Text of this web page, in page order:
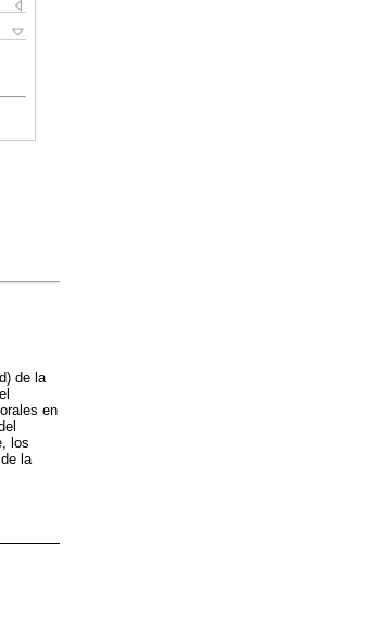
de la
en
los
la